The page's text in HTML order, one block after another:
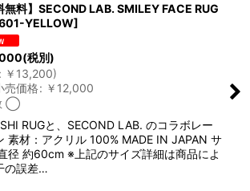
無料】SECOND LAB. SMILEY FACE RUG
YELLOW]
(税別)
: ￥ 13,200)
売価格: ￥ 12,000
◯
RUGと、SECOND LAB. のコラボレー
素材：アクリル 100% MADE IN JAPAN サ
径 約60cm ※上記のサイズ詳細は商品によ
の誤差…